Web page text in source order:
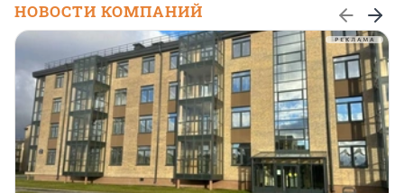
НОВОСТИ КОМПАНИЙ